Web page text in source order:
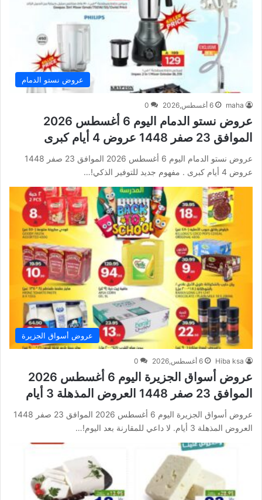
عروض نستو الدمام
maha 6 أغسطس,2026 0
عروض نستو الدمام اليوم 6 أغسطس 2026
الموافق 23 صفر 1448 عروض 4 أيام كبرى
عروض نستو الدمام اليوم 6 أغسطس 2026 الموافق 23 صفر 1448
عروض 4 أيام كبرى . مفهوم جديد للتوفير الذكي!…
عروض أسواق الجزيرة
Hiba ksa 6 أغسطس,2026 0
عروض أسواق الجزيرة اليوم 6 أغسطس 2026
الموافق 23 صفر 1448 العروض المذهلة 3 أيام
عروض أسواق الجزيرة اليوم 6 أغسطس 2026 الموافق 23 صفر 1448
العروض المذهلة 3 أيام. لا داعي للمقارنة بعد اليوم!…